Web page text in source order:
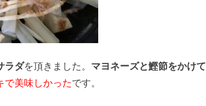
ラダを頂きました。 マヨネーズと鰹節をかけて
で美味しかったです。